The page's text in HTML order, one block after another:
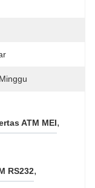
ATM MEI,
RS232,